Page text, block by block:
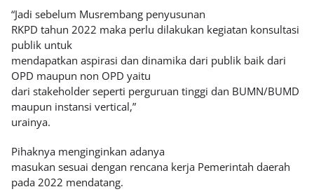
“Jadi sebelum Musrembang penyusunan
RKPD tahun 2022 maka perlu dilakukan kegiatan konsultasi
publik untuk
mendapatkan aspirasi dan dinamika dari publik baik dari
OPD maupun non OPD yaitu
dari stakeholder seperti perguruan tinggi dan BUMN/BUMD
maupun instansi vertical,”
urainya.
Pihaknya menginginkan adanya
masukan sesuai dengan rencana kerja Pemerintah daerah
pada 2022 mendatang.